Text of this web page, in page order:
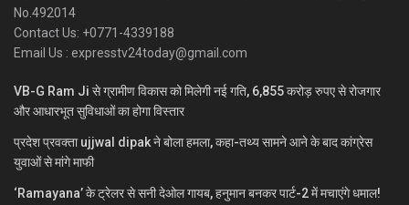
No.492014
Contact Us: +0771-4339188
Email Us : expresstv24today@gmail.com
VB-G Ram Ji से ग्रामीण विकास को मिलेगी नई गति, 6,855 करोड़ रुपए से रोजगार
और आधारभूत सुविधाओं का होगा विस्तार
प्रदेश प्रवक्ता ujjwal dipak ने बोला हमला, कहा-तथ्य सामने आने के बाद कांग्रेस
युवाओं से मांगे माफी
‘Ramayana’ के ट्रेलर से सनी देओल गायब, हनुमान बनकर पार्ट-2 में मचाएंगे धमाल!